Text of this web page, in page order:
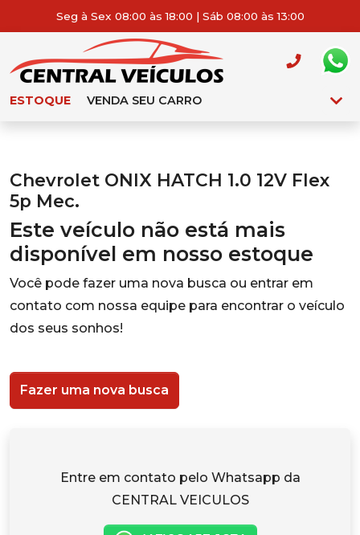
Seg à Sex 08:00 às 18:00 | Sáb 08:00 às 13:00
ESTOQUE VENDA SEU CARRO
Chevrolet ONIX HATCH 1.0 12V Flex
5p Mec.
Este veículo não está mais
disponível em nosso estoque
Você pode fazer uma nova busca ou entrar em
contato com nossa equipe para encontrar o veículo
dos seus sonhos!
Fazer uma nova busca
Entre em contato pelo Whatsapp da
CENTRAL VEICULOS